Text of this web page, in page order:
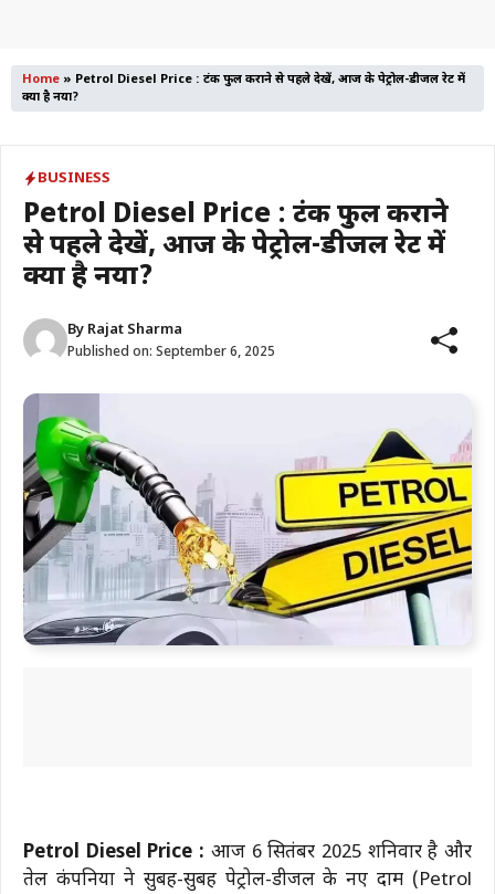
Home » Petrol Diesel Price : टंकी फुल कराने से पहले देखें, आज के पेट्रोल-डीजल रेट में
क्या है नया?
BUSINESS
Petrol Diesel Price : टंकी फुल कराने
से पहले देखें, आज के पेट्रोल-डीजल रेट में
क्या है नया?
By Rajat Sharma
Published on: September 6, 2025
Petrol Diesel Price : आज 6 सितंबर 2025 शनिवार है और
तेल कंपनियों ने सुबह-सुबह पेट्रोल-डीजल के नए दाम (Petrol